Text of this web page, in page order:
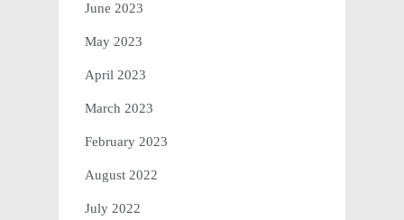
June 2023
May 2023
April 2023
March 2023
February 2023
August 2022
July 2022